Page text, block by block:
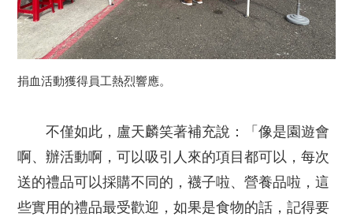
捐血活動獲得員工熱烈響應。
不僅如此，盧天麟笑著補充說：「像是園遊會
啊、辦活動啊，可以吸引人來的項目都可以，每次
送的禮品可以採購不同的，襪子啦、營養品啦，這
些實用的禮品最受歡迎，如果是食物的話，記得要